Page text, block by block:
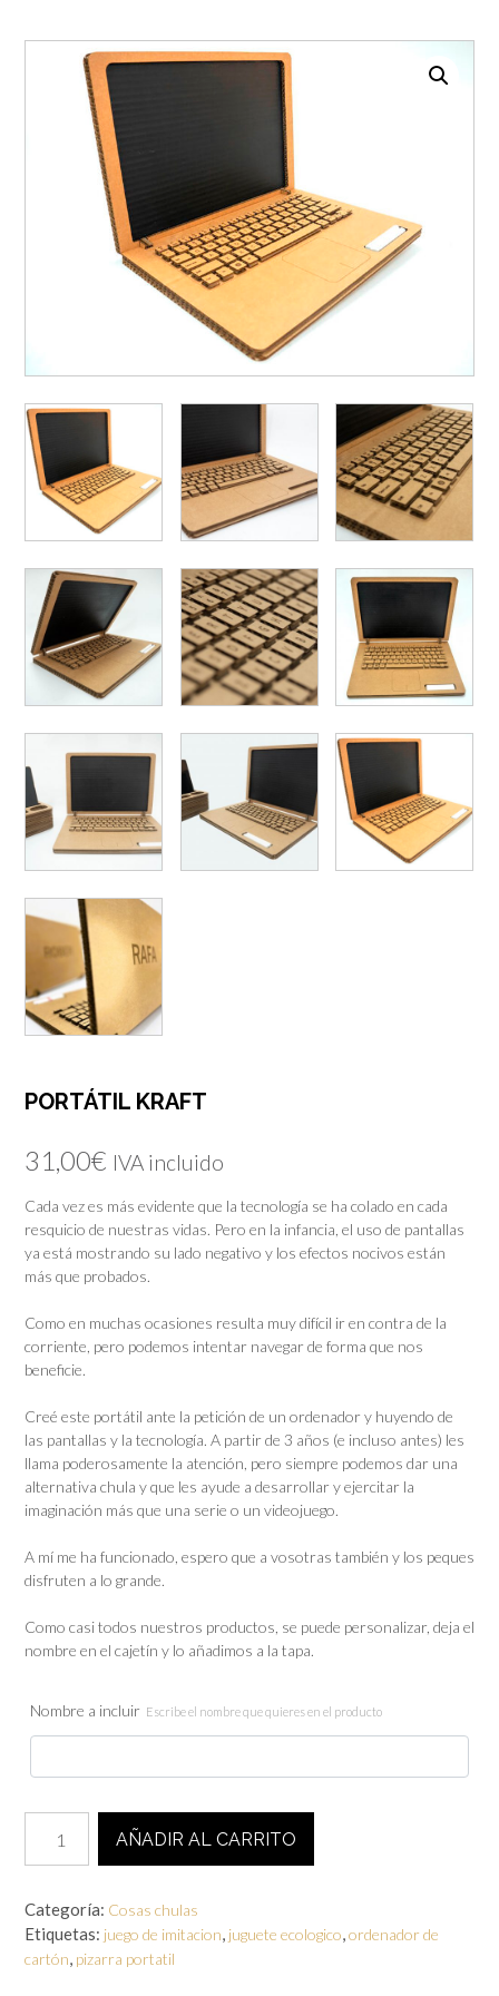
PORTÁTIL KRAFT
31,00€ IVA incluido
Cada vez es más evidente que la tecnología se ha colado en cada
resquicio de nuestras vidas. Pero en la infancia, el uso de pantallas
ya está mostrando su lado negativo y los efectos nocivos están
más que probados.
Como en muchas ocasiones resulta muy difícil ir en contra de la
corriente, pero podemos intentar navegar de forma que nos
beneficie.
Creé este portátil ante la petición de un ordenador y huyendo de
las pantallas y la tecnología. A partir de 3 años (e incluso antes) les
llama poderosamente la atención, pero siempre podemos dar una
alternativa chula y que les ayude a desarrollar y ejercitar la
imaginación más que una serie o un videojuego.
A mí me ha funcionado, espero que a vosotras también y los peques
disfruten a lo grande.
Como casi todos nuestros productos, se puede personalizar, deja el
nombre en el cajetín y lo añadimos a la tapa.
Nombre a incluir Escribe el nombre que quieres en el producto
cantidad
AÑADIR AL CARRITO
Categoría: Cosas chulas
Etiquetas: juego de imitacion, juguete ecologico,ordenador de
cartón, pizarra portatil